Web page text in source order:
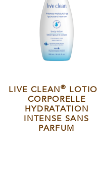
LIVE CLEAN®
CORPORELLE
HYDRATATION
INTENSE SANS
PARFUM